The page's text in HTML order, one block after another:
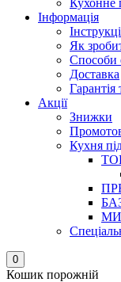
Кухонне
Інформація
Як
Способи
Доставка
Акції
Знижки
Кухня
0
Кошик порожній